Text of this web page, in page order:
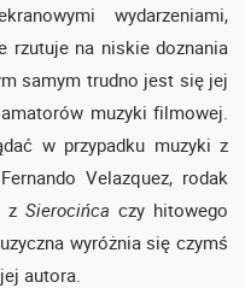
wydarzeniami,
rzutuje na niskie doznania
samym trudno jest się jej
muzyki filmowej.
w przypadku muzyki z
Velazquez, rodak
z Sierocińca czy hitowego
wyróżnia się czymś
autora.